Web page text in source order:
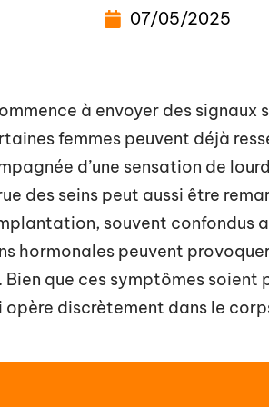
07/05/2025
à envoyer des signaux
femmes peuvent déjà
d’une sensation de
des seins peut aussi être
souvent confondus
hormonales peuvent
Bien que ces symptômes soient
discrètement dans le